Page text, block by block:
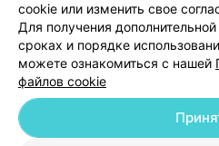
Обработка
© 2026 ООО «Артокс Лаб», УНП
cookie или изменить свое
Для получения
сроках и порядке
можете ознакомиться с нашей
файлов cookie